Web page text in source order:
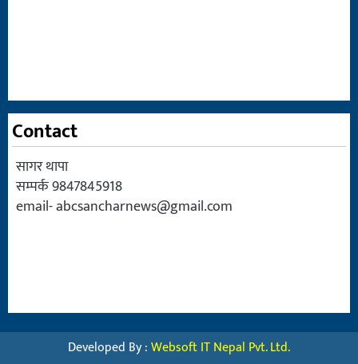
Contact
सागर थापा
सम्पर्क 9847845918
email-abcsancharnews@gmail.com
Developed By :Websoft IT Nepal Pvt. Ltd.